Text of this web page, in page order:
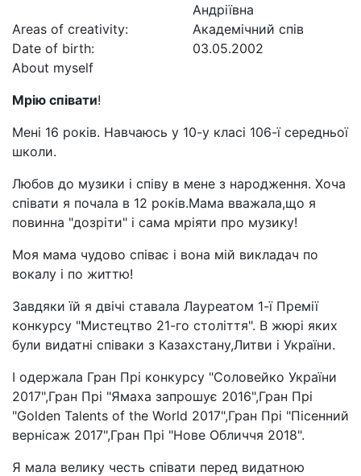
Андріївна
Areas of creativity:
Академічний спів
Date of birth:
03.05.2002
About myself
Мрію співати!
Мені 16 років. Навчаюcь у 10-у класі 106-ї середньої
школи.
Любов до музики і співу в мене з народження. Хоча
співати я почала в 12 років.Мама вважала,що я
повинна "дозріти" і сама мріяти про музику!
Моя мама чудово співає і вона мій викладач по
вокалу і по життю!
Завдяки їй я двічі ставала Лауреатом 1-ї Премії
конкурсу "Мистецтво 21-го століття". В жюрі яких
були видатні співаки з Казахстану,Литви і України.
І одержала Гран Прі конкурсу "Соловейко України
2017",Гран Прі "Ямаха запрошує 2016",Гран Прі
"Golden Talents of the World 2017",Гран Прі "Пісенний
вернісаж 2017",Гран Прі "Нове Обличчя 2018".
Я мала велику честь співати перед видатною